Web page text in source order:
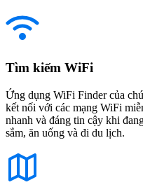
Tìm kiếm WiFi
Ứng dụng WiFi Finder của
kết nối với các mạng WiFi
nhanh và đáng tin cậy khi
sắm, ăn uống và đi du lịch.